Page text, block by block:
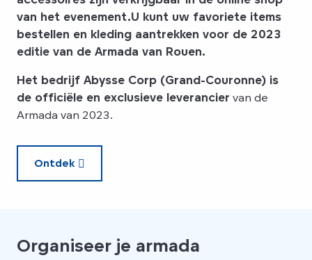
van het evenement.U kunt uw favoriete items
bestellen en kleding aantrekken voor de 2023
editie van de Armada van Rouen.
Het bedrijf Abysse Corp (Grand-Couronne) is
de officiële en exclusieve leverancier van de
Armada van 2023.
Ontdek
Organiseer je armada